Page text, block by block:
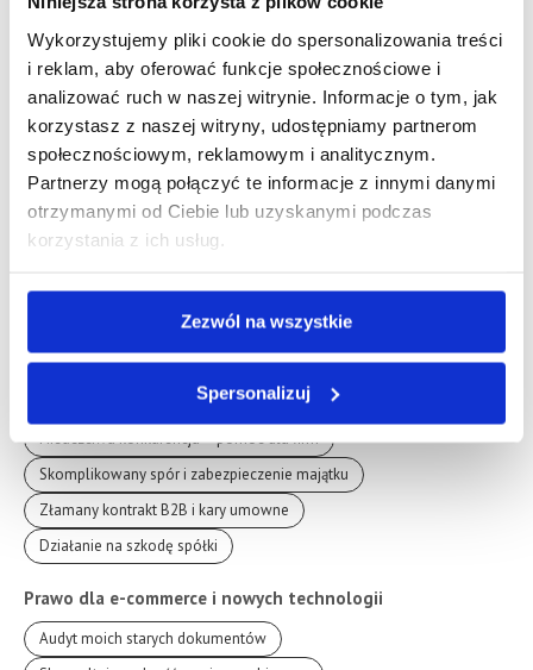
Wykorzystujemy pliki cookie do spersonalizowania treści
i reklam, aby oferować funkcje społecznościowe i
analizować ruch w naszej witrynie. Informacje o tym, jak
korzystasz z naszej witryny, udostępniamy partnerom
społecznościowym, reklamowym i analitycznym.
Partnerzy mogą połączyć te informacje z innymi danymi
otrzymanymi od Ciebie lub uzyskanymi podczas
korzystania z ich usług.
Zezwól na wszystkie
Spersonalizuj
Założenie nowej spółki z prawnikiem
Inna sprawa korporacyjna – pomoc prawnika
Przekształcenie JDG w spółkę i fuzje
Analiza i tworzenie umów B2B
Doradztwo prawne dla dużego biznesu
Audyt pułapek w umowie B2B
Bezpieczne zerwanie lub zmiana umowy B2B
Spory gospodarcze i odpowiedzialność zarządu
Pociągnięcie Zarządu do zapłaty lub obrona Prezesa
Nieuczciwa konkurencja – pomoc dla firm
Skomplikowany spór i zabezpieczenie majątku
Złamany kontrakt B2B i kary umowne
Działanie na szkodę spółki
Prawo dla e-commerce i nowych technologii
Audyt moich starych dokumentów